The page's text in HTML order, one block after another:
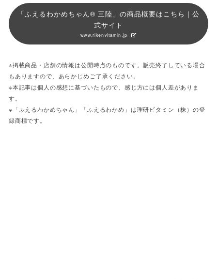
「ふえるわかめちゃん® 三陸」の商品概要はこちら｜公
式サイト
www.rikenvitamin.jp
※掲載商品・店舗の情報は公開時点のものです。販売終了している場合
もありますので、あらかじめご了承ください。
※本記事は個人の感想に基づいたもので、感じ方には個人差がありま
す。
※「ふえるわかめちゃん」「ふえるわかめ」は理研ビタミン（株）の登
録商標です。